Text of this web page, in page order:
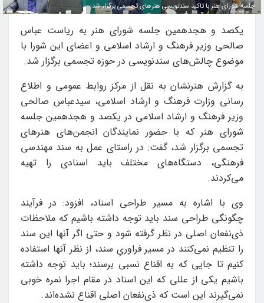
جلسه شورای هنر با تاکید سندنویسی هنرهای تجسمی برگزار شد
یکصد و هجدهمین جلسه شورای هنر به ریاست عباس
صالحی وزیر فرهنگ و ارشاد اسلامی و اعضای این شورا با
موضوع چالش‌های سندنویسی در حوزه تجسمی برگزار شد.
به گزارش هنرنشان به نقل از مرکز روابط عمومی و اطلاع
رسانی وزارت فرهنگ و ارشاد اسلامی، سیدعباس صالحی
وزیر فرهنگ و ارشاد اسلامی در یکصد و هجدهمین جلسه
شورای هنر که با حضور نمایندگان انجمن‌های هنرهای
تجسمی برگزار شد، گفت: در راستای عمل به سند مهندسی
فرهنگی، دستگاه‌های مختلف باید اسنادی را تهیه
می‌کردند.
وی با اشاره به مسیر طراحی اسناد، افزود: در فرآیند
چگونگی طراحی سند باید توجه داشته باشیم که ملاحظات
ذی‌نفعان اصلی در نظر گرفته شود و حتی‌ اگر آنها این سند
را تنظیم نمی‌کنند در مسیر فراوریِ سند، از نظر آنها استفاده
کنیم تا جایی که به اقناع نسبی برسند؛ باید توجه داشته
باشیم یکی از عللی که این اسناد در مقام اجرا نمره خوبی
نمی‌گیرند این است که ذی‌نفعان اصلی اقناع نشده‌اند.